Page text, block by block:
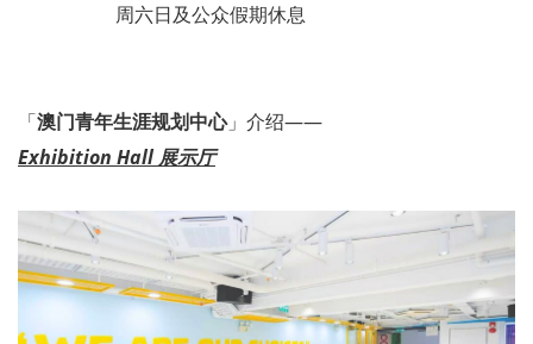
周六日及公众假期休息
「澳门青年生涯规划中心」介绍——
Exhibition Hall 展示厅